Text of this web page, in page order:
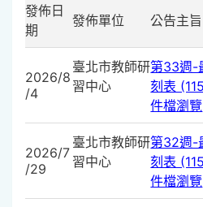
發佈日
期
發佈單位 公告主旨
2026/8
/4
臺北市教師研
習中心
第33週-
刻表
件檔瀏覽
2026/7
/29
臺北市教師研
習中心
第32週-
刻表
件檔瀏覽